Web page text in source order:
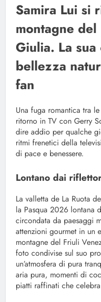
Samira Lui si
montagne
Giulia. La
bellezza
fan
Una fuga romantica tra
ritorno in TV con Gerry
dire addio per qualche
ritmi frenetici della
di pace e benessere.
Lontano dai
La valletta de La Ruota
la Pasqua 2026 lontana
circondata da paesaggi
attenzioni gourmet in un
montagne del Friuli
foto condivise sul suo
un’atmosfera di pura
aria pura, momenti di
piatti raffinati che